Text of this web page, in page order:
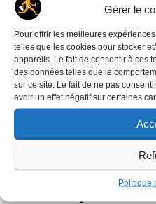
Gérer le
Pour offrir les meilleures
telles que les cookies pour stocker
appareils. Le fait de consentir à ces
des données telles que le
sur ce site. Le fait de ne pas
avoir un effet négatif sur certaines
Politique
Photos. « Les
néfastes habitudes
estimer avec
entreprise, au lieu de
eussent sûrement
auprès d’elle les
progrès..» Extrait de
Récurrence
photo